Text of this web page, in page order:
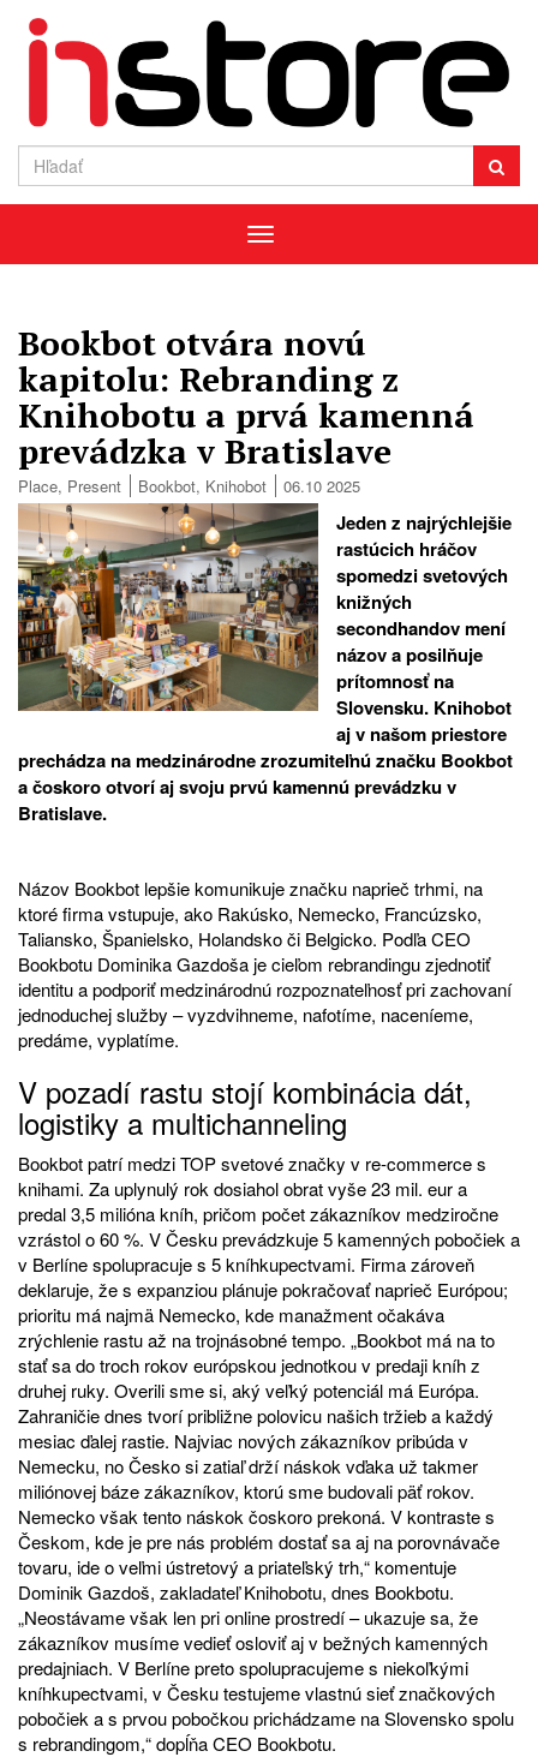
Menu
Bookbot otvára novú
kapitolu: Rebranding z
Knihobotu a prvá kamenná
prevádzka v Bratislave
Place, Present Bookbot, Knihobot 06.10 2025
Jeden z najrýchlejšie
rastúcich hráčov
spomedzi svetových
knižných
secondhandov mení
názov a posilňuje
prítomnosť na
Slovensku. Knihobot
aj v našom priestore
prechádza na medzinárodne zrozumiteľnú značku Bookbot
a čoskoro otvorí aj svoju prvú kamennú prevádzku v
Bratislave.
Názov Bookbot lepšie komunikuje značku naprieč trhmi, na
ktoré firma vstupuje, ako Rakúsko, Nemecko, Francúzsko,
Taliansko, Španielsko, Holandsko či Belgicko. Podľa CEO
Bookbotu Dominika Gazdoša je cieľom rebrandingu zjednotiť
identitu a podporiť medzinárodnú rozpoznateľnosť pri zachovaní
jednoduchej služby – vyzdvihneme, nafotíme, naceníeme,
predáme, vyplatíme.
V pozadí rastu stojí kombinácia dát,
logistiky a multichanneling
Bookbot patrí medzi TOP svetové značky v re-commerce s
knihami. Za uplynulý rok dosiahol obrat vyše 23 mil. eur a
predal 3,5 milióna kníh, pričom počet zákazníkov medziročne
vzrástol o 60 %. V Česku prevádzkuje 5 kamenných pobočiek a
v Berlíne spolupracuje s 5 kníhkupectvami. Firma zároveň
deklaruje, že s expanziou plánuje pokračovať naprieč Európou;
prioritu má najmä Nemecko, kde manažment očakáva
zrýchlenie rastu až na trojnásobné tempo. „Bookbot má na to
stať sa do troch rokov európskou jednotkou v predaji kníh z
druhej ruky. Overili sme si, aký veľký potenciál má Európa.
Zahraničie dnes tvorí približne polovicu našich tržieb a každý
mesiac ďalej rastie. Najviac nových zákazníkov pribúda v
Nemecku, no Česko si zatiaľ drží náskok vďaka už takmer
miliónovej báze zákazníkov, ktorú sme budovali päť rokov.
Nemecko však tento náskok čoskoro prekoná. V kontraste s
Českom, kde je pre nás problém dostať sa aj na porovnávače
tovaru, ide o veľmi ústretový a priateľský trh,“ komentuje
Dominik Gazdoš, zakladateľ Knihobotu, dnes Bookbotu.
„Neostávame však len pri online prostredí – ukazuje sa, že
zákazníkov musíme vedieť osloviť aj v bežných kamenných
predajniach. V Berlíne preto spolupracujeme s niekoľkými
kníhkupectvami, v Česku testujeme vlastnú sieť značkových
pobočiek a s prvou pobočkou prichádzame na Slovensko spolu
s rebrandingom,“ dopĺňa CEO Bookbotu.